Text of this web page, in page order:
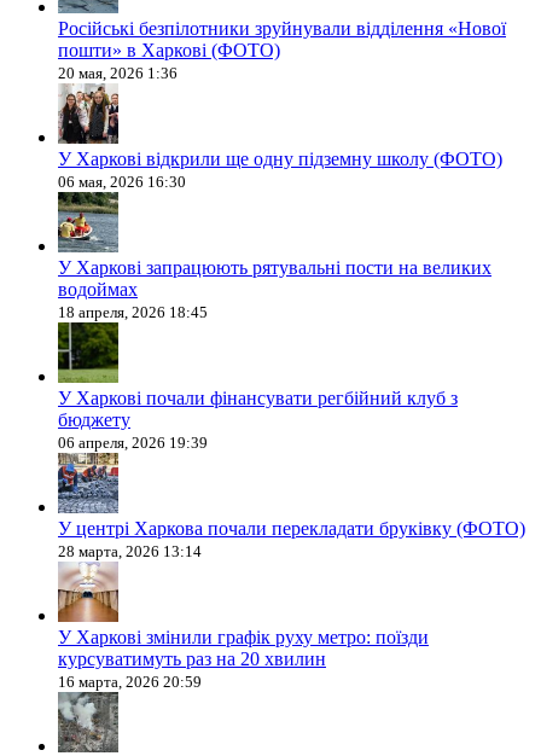
Російські безпілотники зруйнували відділення «Нової
пошти» в Харкові (ФОТО)
20 мая, 2026 1:36
У Харкові відкрили ще одну підземну школу (ФОТО)
06 мая, 2026 16:30
У Харкові запрацюють рятувальні пости на великих
водоймах
18 апреля, 2026 18:45
У Харкові почали фінансувати регбійний клуб з
бюджету
06 апреля, 2026 19:39
У центрі Харкова почали перекладати бруківку (ФОТО)
28 марта, 2026 13:14
У Харкові змінили графік руху метро: поїзди
курсуватимуть раз на 20 хвилин
16 марта, 2026 20:59